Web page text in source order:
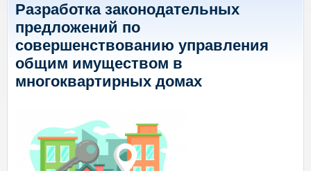
Разработка законодательных
предложений по
совершенствованию управления
общим имуществом в
многоквартирных домах